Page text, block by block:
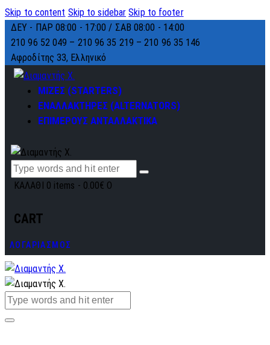
Skip to content Skip to sidebar Skip to footer
ΔΕΥ - ΠΑΡ 08:00 - 17:00 / ΣΑΒ 08:00 - 14:00
210 96 52 049 – 210 96 35 219 –210 96 35 146
Αφροδίτης 33, Ελληνικό
ΜΙΖΕΣ (STARTERS)
ΕΝΑΛΛΑΚΤΗΡΕΣ (ALTERNATORS)
ΕΠΙΜΕΡΟΥΣ ΑΝΤΑΛΛΑΚΤΙΚΑ
ΚΑΛΑΘΙ 0 items - 0.00€ 0
CART
ΛΟΓΑΡΙΑΣΜΟΣ